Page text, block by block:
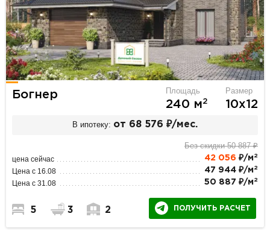
Богнер Площадь
240 м2
Размер
10х12
В ипотеку: от 68 576 ₽/мес.
Без скидки 50 887 ₽
цена сейчас 42 056 ₽/м 2
Цена с 16.08 47 944 ₽/м 2
Цена с 31.08 50 887 ₽/м 2
5 3 2 ПОЛУЧИТЬ РАСЧЕТ